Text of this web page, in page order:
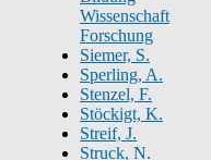
Wissenschaft
Forschung
Siemer, S.
Sperling, A.
Stenzel, F.
Stöckigt, K.
Streif, J.
Struck, N.